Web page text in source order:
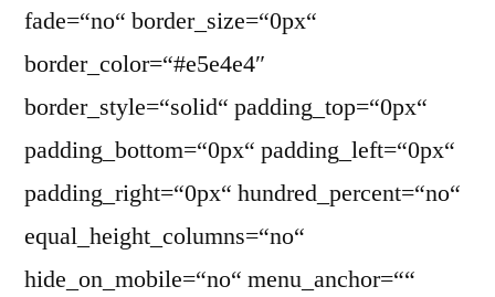
fade=“no“ border_size=“0px“
border_color=“#e5e4e4″
border_style=“solid“ padding_top=“0px“
padding_bottom=“0px“ padding_left=“0px“
padding_right=“0px“ hundred_percent=“no“
equal_height_columns=“no“
hide_on_mobile=“no“ menu_anchor=““